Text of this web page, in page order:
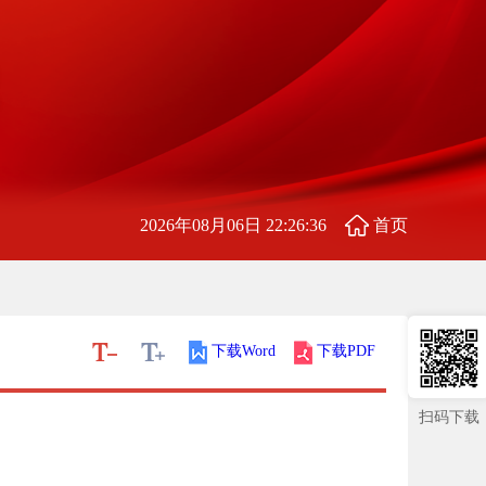
2026年08月06日 22:26:37 首页
下载Word 下载PDF
扫码下载